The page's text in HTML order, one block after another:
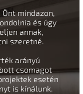
mindazon,
és úgy
annak,
szeretné.
arányú
csomagot
esetén
is kínálunk.